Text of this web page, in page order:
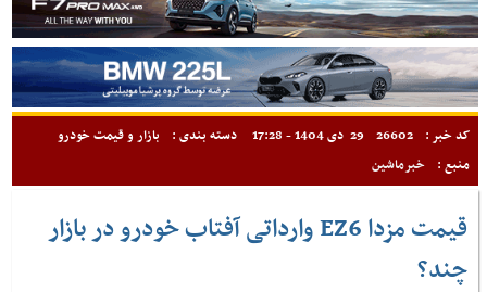
کد خبر : 26602 29 دی 1404 - 17:28 دسته بندی :
بازار و قیمت خودرو
منبع :
خبرماشین
قیمت مزدا EZ6 وارداتی آفتاب خودرو در بازار
چند؟